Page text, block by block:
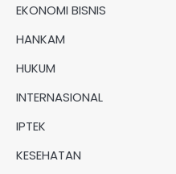
EKONOMI BISNIS
HANKAM
HUKUM
INTERNASIONAL
IPTEK
KESEHATAN